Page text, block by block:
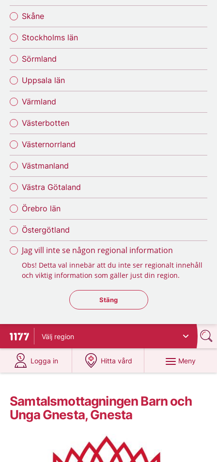
Skåne
Stockholms län
Sörmland
Uppsala län
Värmland
Västerbotten
Västernorrland
Västmanland
Västra Götaland
Örebro län
Östergötland
Jag vill inte se någon regional information
Obs! Detta val innebär att du inte ser regionalt innehåll
och viktig information som gäller just din region.
Stäng regionsväljaren
Stäng
Till startsidan för 1177
Välj region
Logga in
på 1177.se
Hitta vård
på 1177.se
Meny
Samtalsmottagningen Barn och
Unga Gnesta, Gnesta